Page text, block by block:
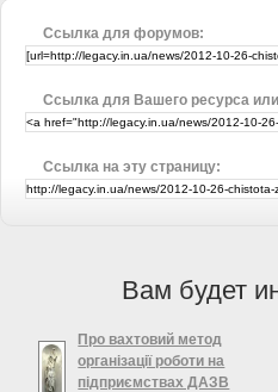
Ссылка для форумов:
Ссылка для Вашего ресурса
Ссылка на эту страницу:
Вам будет
Про вахтовий метод
організації роботи на
підприємствах ДАЗВ